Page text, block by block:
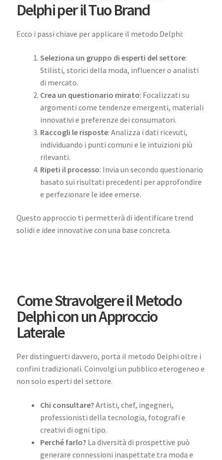
Delphi per il Tuo Brand
Ecco i passi chiave per applicare il metodo Delphi:
Seleziona un gruppo di esperti del settore:
Stilisti, storici della moda, influencer o analisti
di mercato.
Crea un questionario mirato: Focalizzati su
argomenti come tendenze emergenti, materiali
innovativi e preferenze dei consumatori.
Raccogli le risposte: Analizza i dati ricevuti,
individuando i punti comuni e le intuizioni più
rilevanti.
Ripeti il processo: Invia un secondo questionario
basato sui risultati precedenti per approfondire
e perfezionare le idee emerse.
Questo approccio ti permetterà di identificare trend
solidi e idee innovative con una base concreta.
Come Stravolgere il Metodo
Delphi con un Approccio
Laterale
Per distinguerti davvero, porta il metodo Delphi oltre i
confini tradizionali. Coinvolgi un pubblico eterogeneo e
non solo esperti del settore.
Chi consultare? Artisti, chef, ingegneri,
professionisti della tecnologia, fotografi e
creativi di ogni tipo.
Perché farlo? La diversità di prospettive può
generare connessioni inaspettate tra moda e